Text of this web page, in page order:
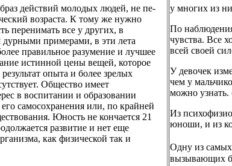
действий молодых людей, не пе-
возраста. К тому же нужно
перенимать все у других, в
дурными примерами, в эти лета
правильное разумение и лучшее
истинной цены вещей, которое
опыта и более зрелых
Общество имеет
в воспитании и образовании
его самосохранения или, по крайней
Юность не кончается 21
развитие и нет еще
как физической так и
у многих из
По
чувства. Все
всей своей
У девочек
чем у
можно узнать.
Из
юноши, и из
Одну из
вызывающих